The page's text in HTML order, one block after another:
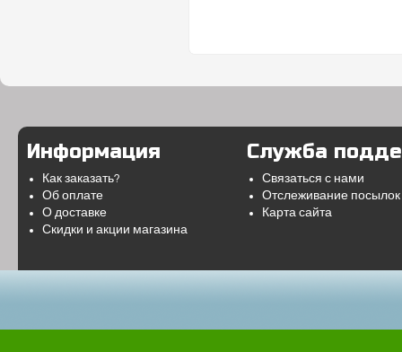
Информация
Как заказать?
Об оплате
О доставке
Скидки и акции магазина
Служба
Связаться с нами
Отслеживание посылок
Карта сайта